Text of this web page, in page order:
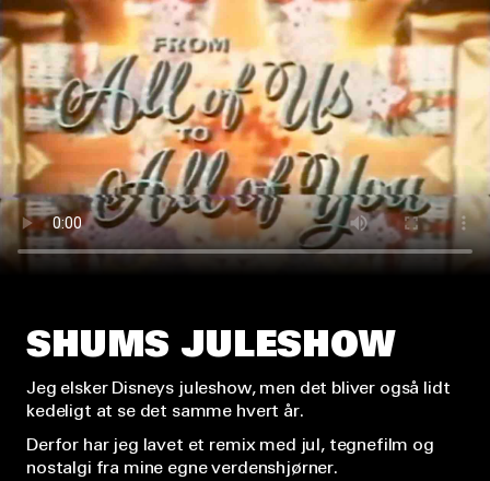
SHUMS JULESHOW
Jeg elsker Disneys juleshow, men det bliver også lidt
kedeligt at se det samme hvert år.
Derfor har jeg lavet et remix med jul, tegnefilm og
nostalgi fra mine egne verdenshjørner.